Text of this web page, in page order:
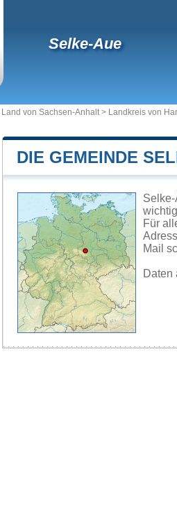
Selke-Aue
Land von Sachsen-Anhalt> Landkreis von
DIE GEMEINDE
Für
Mail
Daten